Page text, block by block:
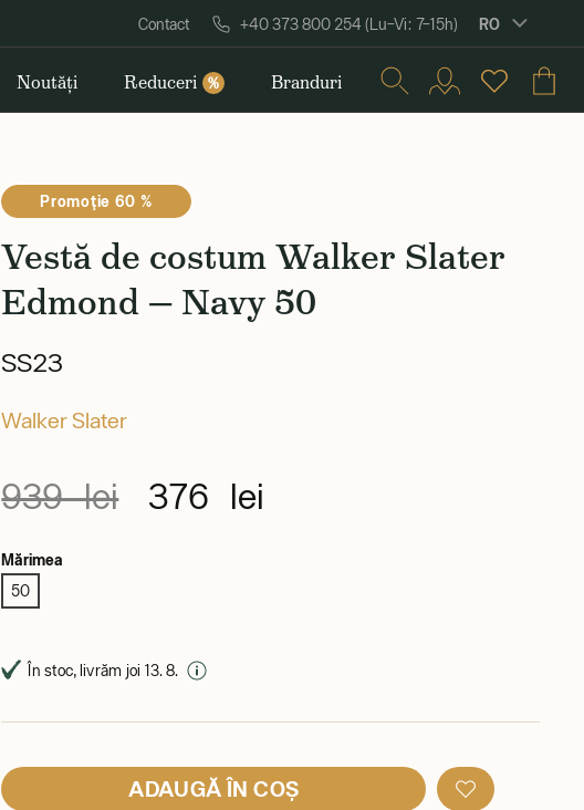
Contact +40 373 800 254 (Lu–Vi: 7–15h) RO
Noutăți Reduceri % Branduri
Promoţie 60 %
Vestă de costum Walker Slater
Edmond — Navy 50
SS23
Walker Slater
939 lei 376 lei
Mărimea
50
În stoc, livrăm joi 13. 8.
ADAUGĂ ÎN COȘ